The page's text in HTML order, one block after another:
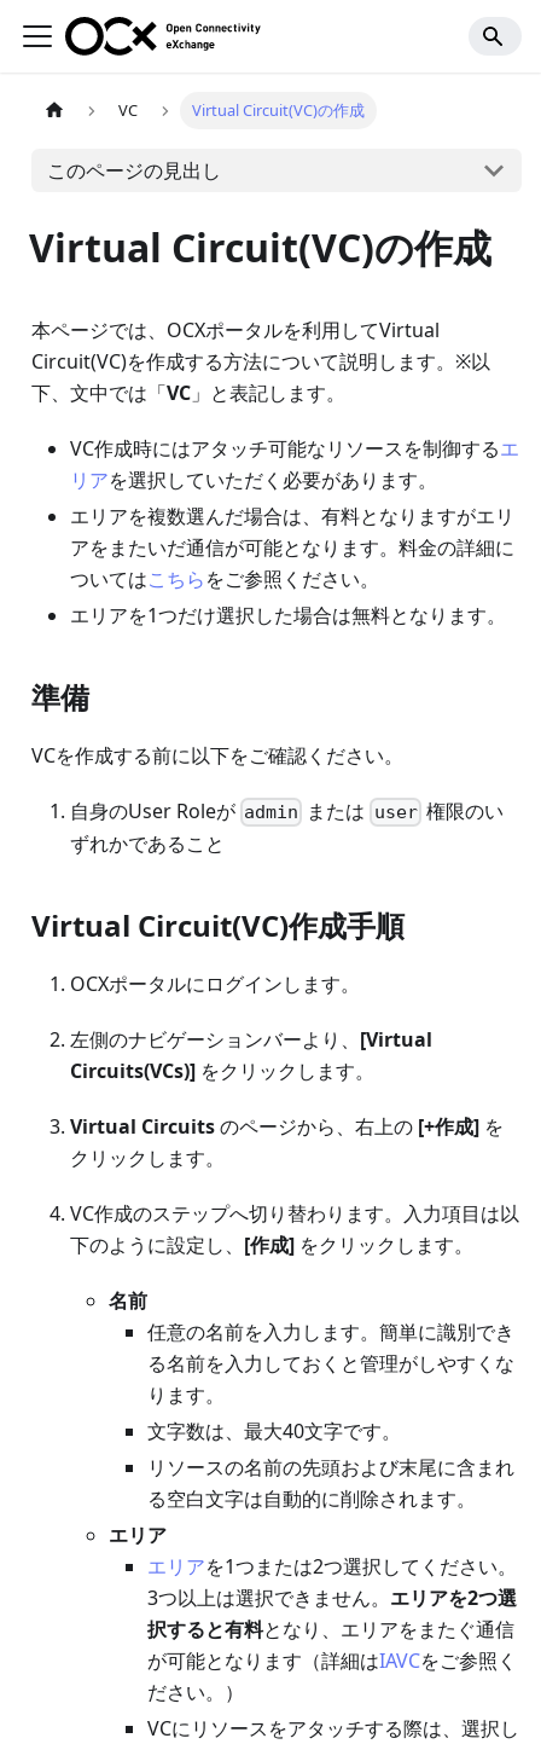
VC Virtual Circuit(VC)の作成
このページの見出し
Virtual Circuit(VC)の作成
本ページでは、OCXポータルを利用してVirtual
Circuit(VC)を作成する方法について説明します。※以
下、文中では「VC 」と表記します。
VC作成時にはアタッチ可能なリソースを制御するエ
リアを選択していただく必要があります。
エリアを複数選んだ場合は、有料となりますがエリ
アをまたいだ通信が可能となります。料金の詳細に
ついてはこちらをご参照ください。
エリアを1つだけ選択した場合は無料となります。
準備
VCを作成する前に以下をご確認ください。
自身のUser Roleが admin または user権限のい
ずれかであること
Virtual Circuit(VC)作成手順
OCXポータルにログインします。
左側のナビゲーションバーより、 [Virtual
Circuits(VCs)] をクリックします。
Virtual Circuitsのページから、右上の [+作成] を
クリックします。
VC作成のステップへ切り替わります。入力項目は以
下のように設定し、 [作成] をクリックします。
名前
任意の名前を入力します。簡単に識別でき
る名前を入力しておくと管理がしやすくな
ります。
文字数は、最大40文字です。
リソースの名前の先頭および末尾に含まれ
る空白文字は自動的に削除されます。
エリア
エリアを1つまたは2つ選択してください。
3つ以上は選択できません。 エリアを2つ選
択すると有料となり、エリアをまたぐ通信
が可能となります（詳細はIAVCをご参照く
ださい。）
VCにリソースをアタッチする際は、選択し